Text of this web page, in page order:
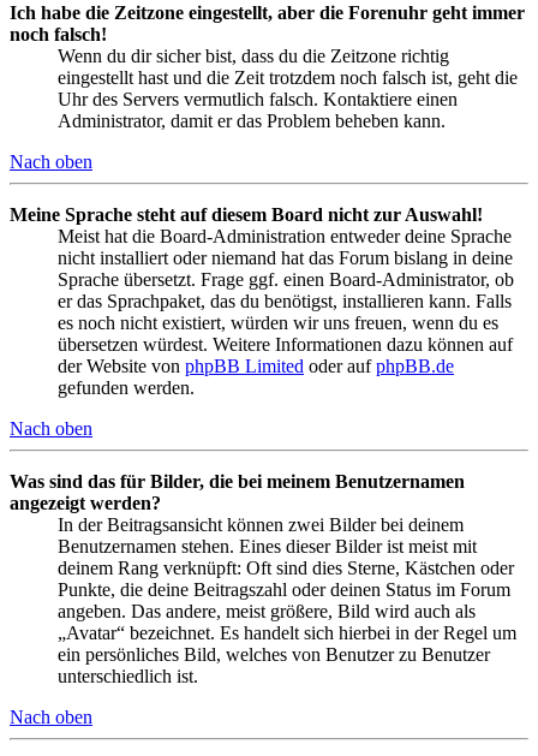
Ich habe die Zeitzone eingestellt, aber die Forenuhr geht immer
noch falsch!
Wenn du dir sicher bist, dass du die Zeitzone richtig
eingestellt hast und die Zeit trotzdem noch falsch ist, geht die
Uhr des Servers vermutlich falsch. Kontaktiere einen
Administrator, damit er das Problem beheben kann.
Nach oben
Meine Sprache steht auf diesem Board nicht zur Auswahl!
Meist hat die Board-Administration entweder deine Sprache
nicht installiert oder niemand hat das Forum bislang in deine
Sprache übersetzt. Frage ggf. einen Board-Administrator, ob
er das Sprachpaket, das du benötigst, installieren kann. Falls
es noch nicht existiert, würden wir uns freuen, wenn du es
übersetzen würdest. Weitere Informationen dazu können auf
der Website von phpBB Limited oder aufphpBB.de
gefunden werden.
Nach oben
Was sind das für Bilder, die bei meinem Benutzernamen
angezeigt werden?
In der Beitragsansicht können zwei Bilder bei deinem
Benutzernamen stehen. Eines dieser Bilder ist meist mit
deinem Rang verknüpft: Oft sind dies Sterne, Kästchen oder
Punkte, die deine Beitragszahl oder deinen Status im Forum
angeben. Das andere, meist größere, Bild wird auch als
„Avatar“ bezeichnet. Es handelt sich hierbei in der Regel um
ein persönliches Bild, welches von Benutzer zu Benutzer
unterschiedlich ist.
Nach oben